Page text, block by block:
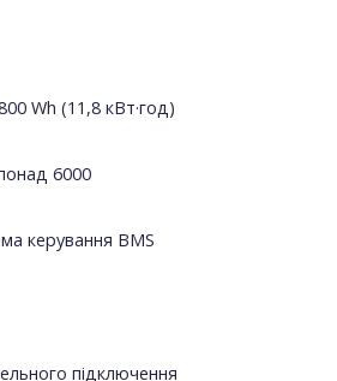
Wh (11,8 кВт·год)
понад 6000
керування BMS
підключення